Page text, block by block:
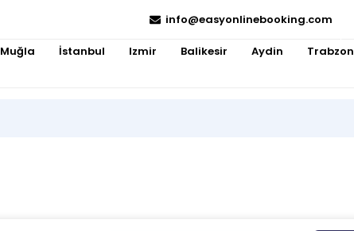
info@easyonlinebooking.com
Muğla İstanbul Izmir Balikesir Aydin Trabzon